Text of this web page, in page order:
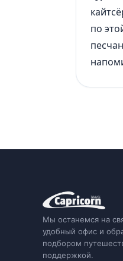
по
Мы останемся на
удобный офис и
подбором
поддержкой.